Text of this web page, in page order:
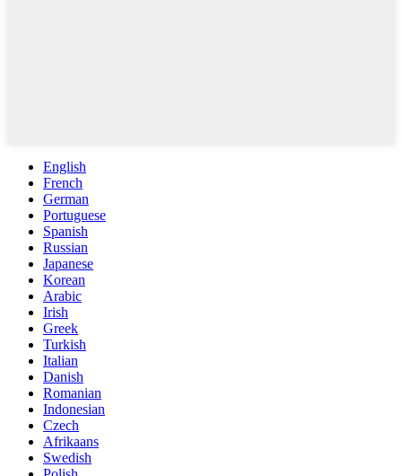
English
French
German
Portuguese
Spanish
Russian
Japanese
Korean
Arabic
Irish
Greek
Turkish
Italian
Danish
Romanian
Indonesian
Czech
Afrikaans
Swedish